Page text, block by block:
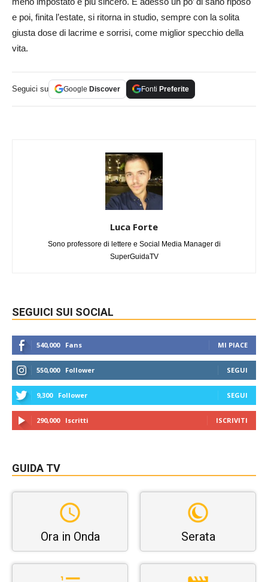
e poi, finita l’estate, si ritorna in studio, sempre con la solita
giusta dose di lacrime e sorrisi, come miglior specchio della
vita.
Seguici su Google Discover Fonti Preferite
Luca Forte
Sono professore di lettere e Social Media Manager di
SuperGuidaTV
SEGUICI SUI SOCIAL
540,000 Fans MI PIACE
550,000 Follower SEGUI
9,300 Follower SEGUI
290,000 Iscritti ISCRIVITI
GUIDA TV
Ora in Onda Serata